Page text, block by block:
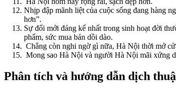
Nhịp đập mãnh liệt của cuộc sống đang hàng
hơn”.
Sự đổi mới đáng kể nhất trong sinh hoạt đời
phẩm, sức mua bán dồi dào.
Chẳng còn nghi ngờ gì nữa, Hà Nội thời mở
Mong sao Hà Nội và người Hà Nội mãi xứng
Phân tích và hướng dẫn dịch